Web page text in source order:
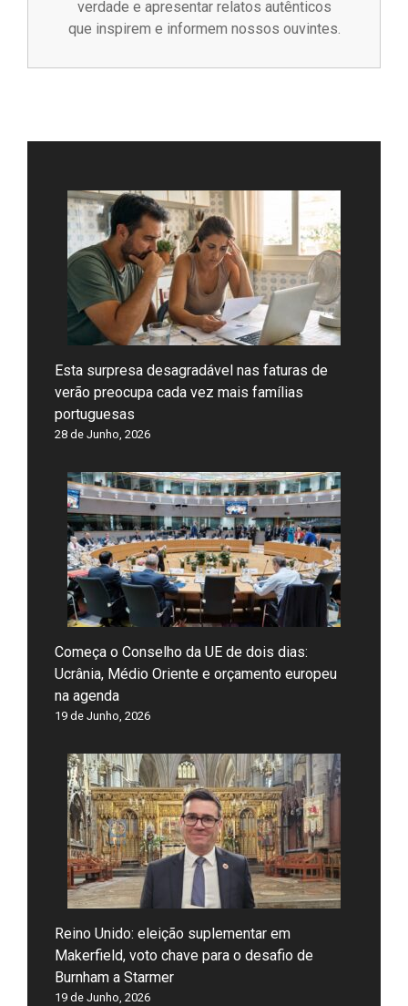
verdade e apresentar relatos autênticos
que inspirem e informem nossos ouvintes.
Esta surpresa desagradável nas faturas de
verão preocupa cada vez mais famílias
portuguesas
28 de Junho, 2026
Começa o Conselho da UE de dois dias:
Ucrânia, Médio Oriente e orçamento europeu
na agenda
19 de Junho, 2026
Reino Unido: eleição suplementar em
Makerfield, voto chave para o desafio de
Burnham a Starmer
19 de Junho, 2026